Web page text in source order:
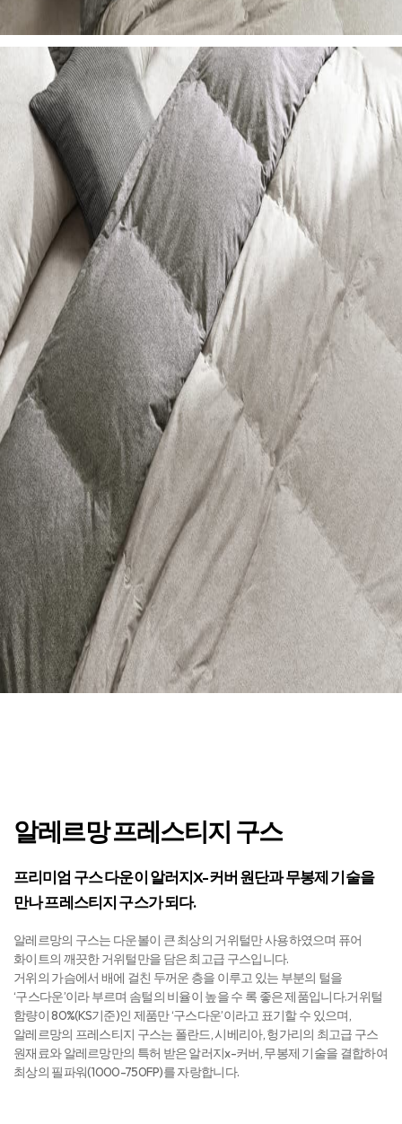
알레르망 프레스티지 구스​
프리미엄 구스 다운이 알러지X-커버 원단과무봉제 기술을
만나 프레스티지 구스가 되다.
알레르망의 구스는 다운볼이 큰 최상의 거위털만 사용하였으며 퓨어
화이트의 깨끗한 거위털만을 담은 최고급 구스입니다.​
거위의 가슴에서 배에 걸친 두꺼운 층을 이루고 있는 부분의 털을
‘구스다운’이라 부르며 솜털의 비율이 높을 수 록 좋은 제품입니다.​ 거위털
함량이 80%(KS기준)인 제품만 ‘구스다운’이라고 표기할 수 있으며,
알레르망의 프레스티지 구스는 폴란드, 시베리아, 헝가리의 최고급 구스
원재료와​ 알레르망만의 특허 받은 알러지x-커버, 무봉제 기술을 결합하여
최상의 필파워(1000-750FP)를 자랑합니다.